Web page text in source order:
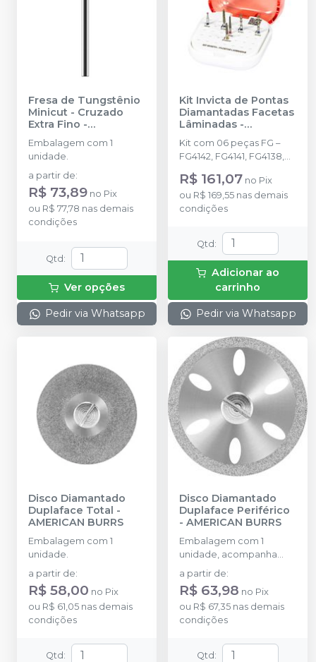
Fresa de Tungstênio
Minicut - Cruzado
Extra Fino -
AMERICAN BURRS
Embalagem com 1
unidade.
a partir de:
R$ 73,89 no Pix
ou R$ 77,78 nas demais
condições
Qtd:
Ver opções
Pedir via Whatsapp
Kit Invicta de Pontas
Diamantadas Facetas
Lâminadas -
AMERICAN BURRS
Kit com 06 peças FG –
FG4142, FG4141, FG4138,
FG1013.
R$ 161,07 no Pix
ou R$ 169,55 nas demais
condições
Qtd:
Adicionar ao
carrinho
Pedir via Whatsapp
Disco Diamantado
Duplaface Total -
AMERICAN BURRS
Embalagem com 1
unidade.
a partir de:
R$ 58,00 no Pix
ou R$ 61,05 nas demais
condições
Qtd :
Disco Diamantado
Duplaface Periférico
- AMERICAN BURRS
Embalagem com 1
unidade, acompanha
mandril.
a partir de:
R$ 63,98 no Pix
ou R$ 67,35 nas demais
condições
Qtd :